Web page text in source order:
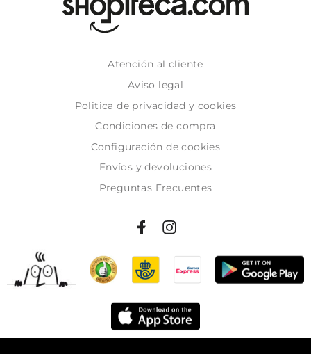
Atención al cliente
Aviso legal
Politica de privacidad y cookies
Condiciones de compra
Configuración de cookies
Envíos y devoluciones
Preguntas Frecuentes